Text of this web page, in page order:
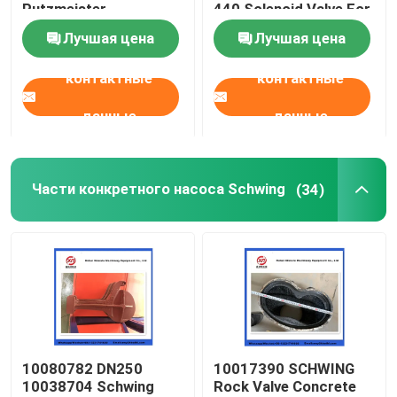
О Компании
Наша фабрика
контроль качества
контактные данные
Отправить запрос
Части конкретного насоса Putzmeister
Части конкретного насоса Schwing
Putzmeister
Agitatoring Paddles
Лучшая цена
контактные
данные
440 Solenoid Valve For
Concrete Pump
Лучшая цена
контактные
данные
Части конкретного насоса Schwing (34)
10080782 DN250
10038704 Schwing
10017390 SCHWING
Rock Valve Concrete